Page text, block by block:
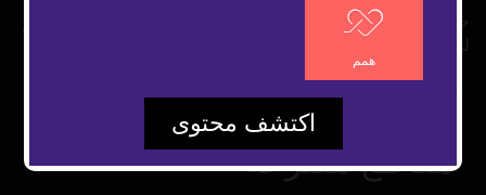
مقاطع مقترحة
همم
اكتشف محتوى